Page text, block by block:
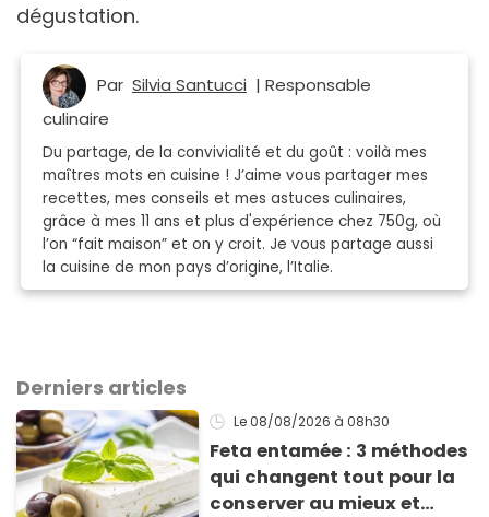
dégustation.
Par Silvia Santucci | Responsable
culinaire
Du partage, de la convivialité et du goût : voilà mes
maîtres mots en cuisine ! J’aime vous partager mes
recettes, mes conseils et mes astuces culinaires,
grâce à mes 11 ans et plus d'expérience chez 750g, où
l’on “fait maison” et on y croit. Je vous partage aussi
la cuisine de mon pays d’origine, l’Italie.
Derniers articles
Le 08/08/2026 à 08h30
Feta entamée : 3 méthodes
qui changent tout pour la
conserver au mieux et